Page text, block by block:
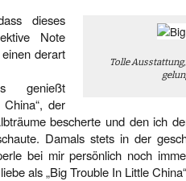
Tolle
dieses
Note
derart
genießt
der
bescherte und den ich
Damals stets in der
bei mir persönlich noch
als „Big Trouble In Little